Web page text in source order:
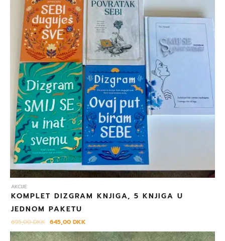
AKCIJE
KOMPLET DIZGRAM KNJIGA, 5 KNJIGA U
JEDNOM PAKETU
695,00DKK 645,00DKK
Izvorna
Trenutna